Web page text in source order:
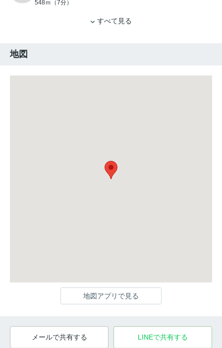
548ｍ（7分）
すべて見る
地図
地図アプリで見る
メールで共有する LINEで共有する